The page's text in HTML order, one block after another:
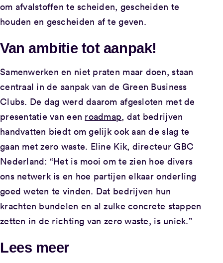
om afvalstoffen te scheiden, gescheiden te
houden en gescheiden af te geven.
Van ambitie tot aanpak!
Samenwerken en niet praten maar doen, staan
centraal in de aanpak van de Green Business
Clubs. De dag werd daarom afgesloten met de
presentatie van een roadmap, dat bedrijven
handvatten biedt om gelijk ook aan de slag te
gaan met zero waste. Eline Kik, directeur GBC
Nederland: “Het is mooi om te zien hoe divers
ons netwerk is en hoe partijen elkaar onderling
goed weten te vinden. Dat bedrijven hun
krachten bundelen en al zulke concrete stappen
zetten in de richting van zero waste, is uniek.”
Lees meer